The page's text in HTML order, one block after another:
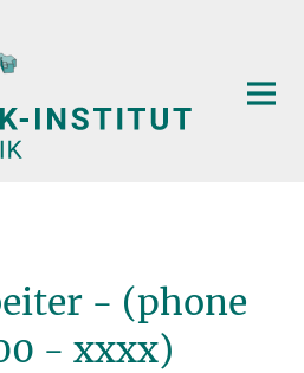
- (phone
- xxxx)